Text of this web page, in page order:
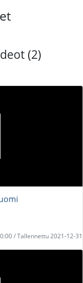
(2)
/ Tallennettu 2021-12-31